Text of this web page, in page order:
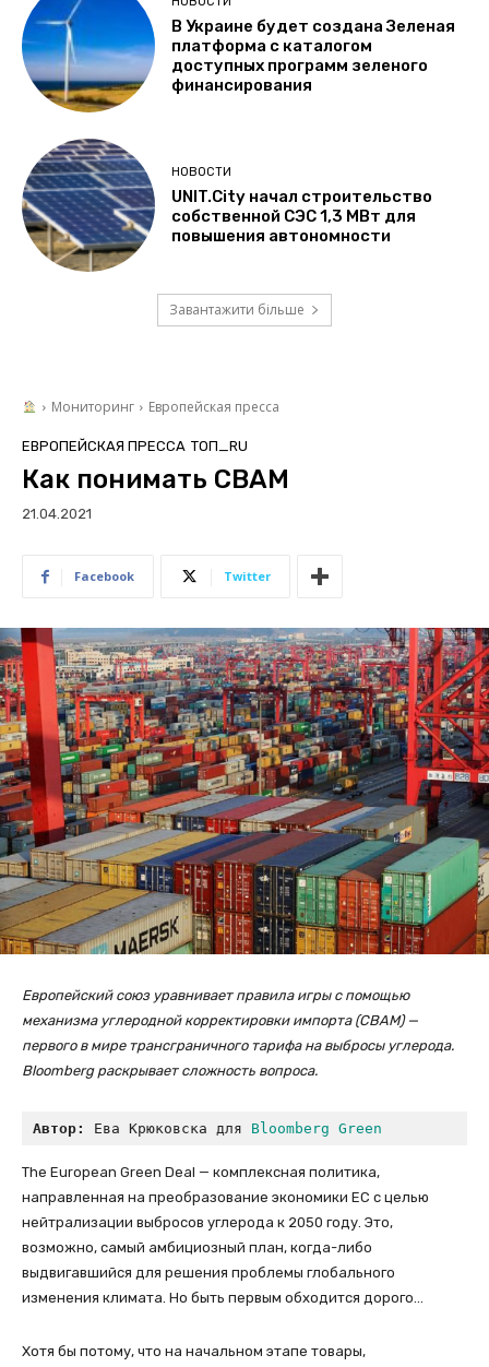
В Украине будет создана Зеленая
платформа с каталогом
доступных программ зеленого
финансирования
НОВОСТИ
UNIT.City начал строительство
собственной СЭС 1,3 МВт для
повышения автономности
Завантажити більше